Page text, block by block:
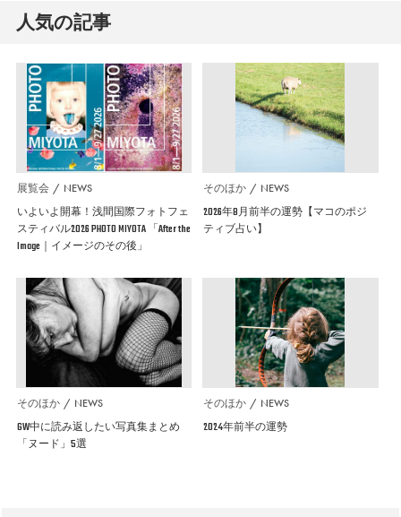
人気の記事
展覧会 NEWS
いよいよ開幕！浅間国際フォトフェ
スティバル2026 PHOTO MIYOTA 「After the
Image｜イメージのその後」
そのほか NEWS
2026年8月前半の運勢【マコのポジ
ティブ占い】
そのほか NEWS
GW中に読み返したい写真集まとめ
「ヌード」5選
そのほか NEWS
2024年前半の運勢